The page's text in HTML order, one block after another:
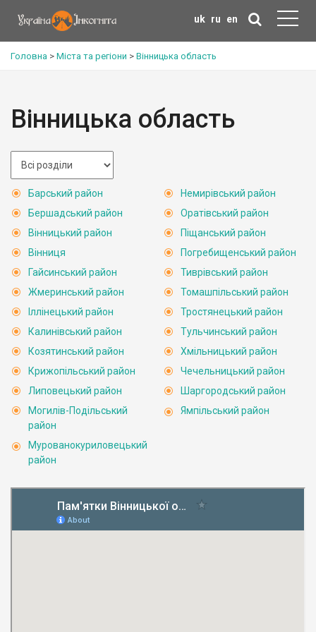
uk ru en
Головна > Міста та регіони > Вінницька область
Вінницька область
Барський район
Бершадський район
Вінницький район
Вінниця
Гайсинський район
Жмеринський район
Іллінецький район
Калинівський район
Козятинський район
Крижопільський район
Липовецький район
Могилів-Подільський
район
Мурованокуриловецький
район
Немирівський район
Оратівський район
Піщанський район
Погребищенський район
Тиврівський район
Томашпільський район
Тростянецький район
Тульчинський район
Хмільницький район
Чечельницький район
Шаргородський район
Ямпільський район